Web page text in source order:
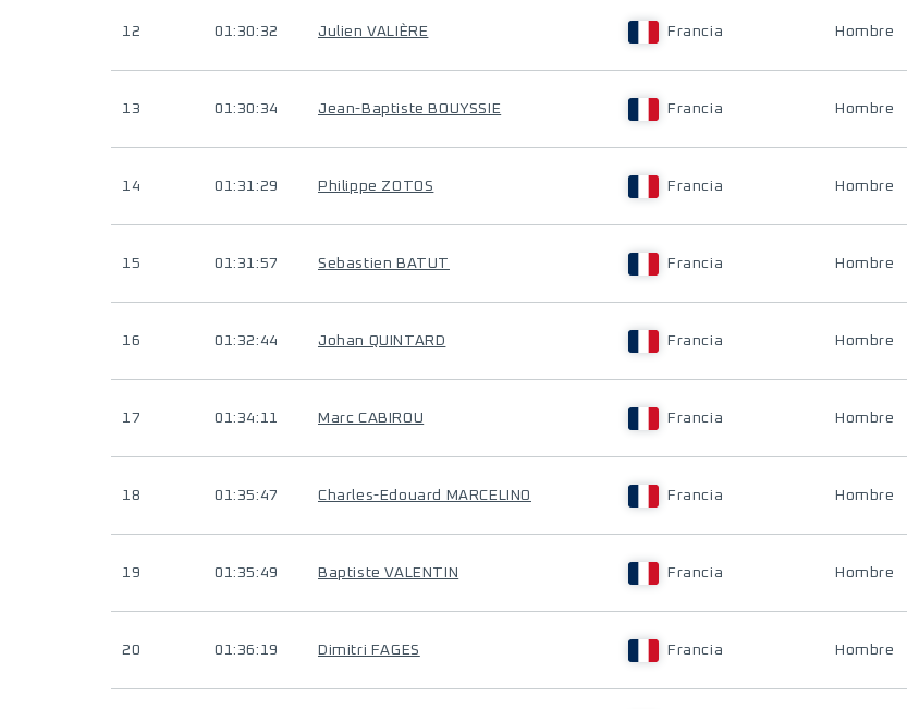
12 01:30:32 Julien VALIÈRE Francia Hombre
13 01:30:34 Jean-Baptiste BOUYSSIE Francia Hombre
14 01:31:29 Philippe ZOTOS Francia Hombre
15 01:31:57 Sebastien BATUT Francia Hombre
16 01:32:44 Johan QUINTARD Francia Hombre
17 01:34:11 Marc CABIROU Francia Hombre
18 01:35:47 Charles-Edouard MARCELINO Francia Hombre
19 01:35:49 Baptiste VALENTIN Francia Hombre
20 01:36:19 Dimitri FAGES Francia Hombre